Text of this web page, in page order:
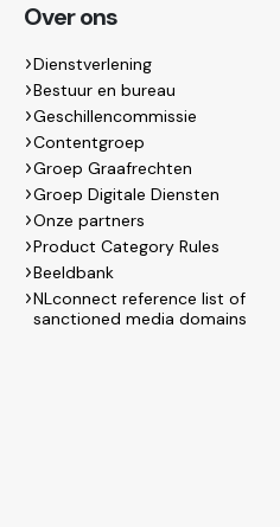
Over ons
Dienstverlening
Bestuur en bureau
Geschillencommissie
Contentgroep
Groep Graafrechten
Groep Digitale Diensten
Onze partners
Product Category Rules
Beeldbank
NLconnect reference list of
sanctioned media domains